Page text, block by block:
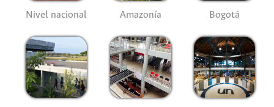
Nivel nacional Amazonía Bogotá